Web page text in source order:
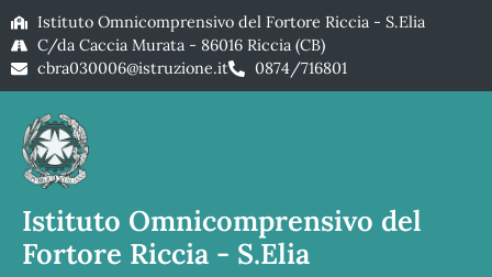
Istituto Omnicomprensivo del Fortore Riccia - S.Elia
C/da Caccia Murata - 86016 Riccia (CB)
cbra030006@istruzione.it
0874/716801
Istituto Omnicomprensivo del
Fortore Riccia - S.Elia